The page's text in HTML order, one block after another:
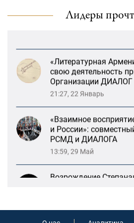
Лидеры
13:47, 26 Январь
свою деятельность
Организации ДИАЛОГ
21:27, 22 Январь
«Взаимное
и России»:
РСМД и ДИАЛОГА
13:59, 29 Май
Возрождение
драматического
карабахских